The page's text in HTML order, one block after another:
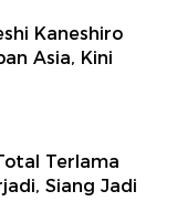
Kaneshiro
Asia, Kini
Terlama
Siang Jadi